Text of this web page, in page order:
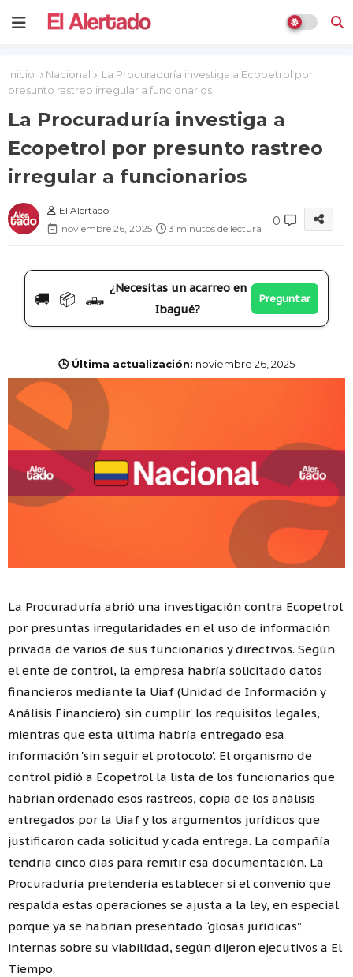
Inicio Nacional
La Procuraduría investiga a Ecopetrol por
presunto rastreo irregular a funcionarios
La Procuraduría investiga a
Ecopetrol por presunto rastreo
irregular a funcionarios
El Alertado
noviembre 26, 2025
3 minutos de lectura
0
🚚 📦 🛻
¿Necesitas un acarreo en
Ibagué?
Preguntar
🕒 Última actualización: noviembre 26, 2025
La Procuraduría abrió una investigación contra Ecopetrol
por presuntas irregularidades en el uso de información
privada de varios de sus funcionarios y directivos. Según
el ente de control, la empresa habría solicitado datos
financieros mediante la Uiaf (Unidad de Información y
Análisis Financiero) 'sin cumplir' los requisitos legales,
mientras que esta última habría entregado esa
información 'sin seguir el protocolo'. El organismo de
control pidió a Ecopetrol la lista de los funcionarios que
habrían ordenado esos rastreos, copia de los análisis
entregados por la Uiaf y los argumentos jurídicos que
justificaron cada solicitud y cada entrega. La compañía
tendría cinco días para remitir esa documentación. La
Procuraduría pretendería establecer si el convenio que
respalda estas operaciones se ajusta a la ley, en especial
porque ya se habrían presentado “glosas jurídicas”
internas sobre su viabilidad, según dijeron ejecutivos a El
Tiempo.